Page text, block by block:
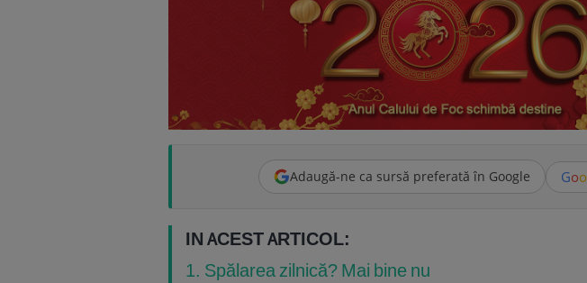
Adaugă-ne ca sursă preferată în Google Goo
IN ACEST ARTICOL:
1. Spălarea zilnică? Mai bine nu